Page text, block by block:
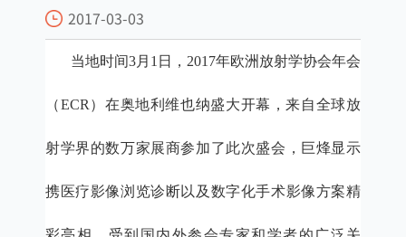
会年会
2017-03-03
当地时间3月1日，2017年欧洲放射学协会年会
（ECR）在奥地利维也纳盛大开幕，来自全球放
射学界的数万家展商参加了此次盛会，巨烽显示
携医疗影像浏览诊断以及数字化手术影像方案精